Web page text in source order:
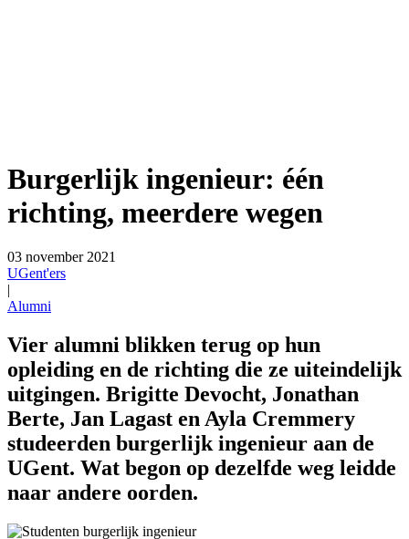
Burgerlijk ingenieur: één
richting, meerdere wegen
03 november 2021
UGent'ers
Alumni
Vier alumni blikken terug op hun
opleiding en de richting die ze uiteindelijk
uitgingen. Brigitte Devocht, Jonathan
Berte, Jan Lagast en Ayla Cremmery
studeerden burgerlijk ingenieur aan de
UGent. Wat begon op dezelfde weg leidde
naar andere oorden.